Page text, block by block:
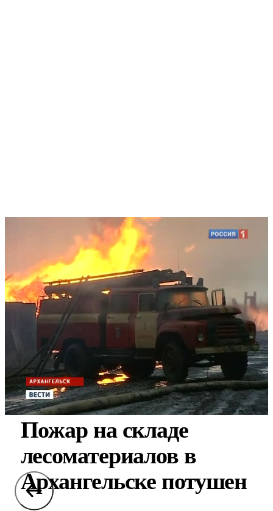
Пожар на складе
лесоматериалов в
Архангельске потушен